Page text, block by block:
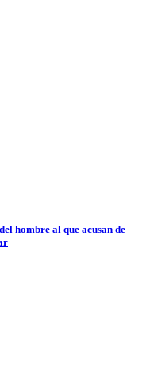
hombre al que acusan de